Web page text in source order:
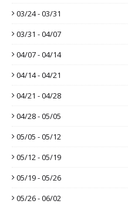
03/24 - 03/31
03/31 - 04/07
04/07 - 04/14
04/14 - 04/21
04/21 - 04/28
04/28 - 05/05
05/05 - 05/12
05/12 - 05/19
05/19 - 05/26
05/26 - 06/02